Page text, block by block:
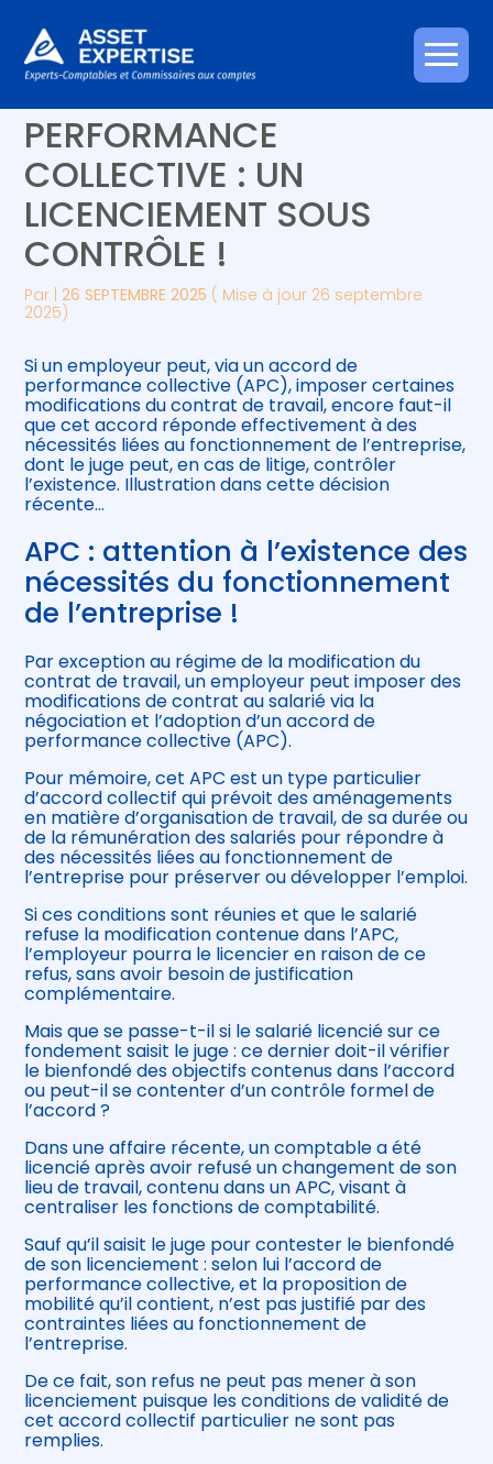
Aller
au
Créer et reprendre une activité
Gérer votre quotidien
Piloter votre entreprise
Développer votre entreprise
Construire votre patrimoine
électronique
Piloter votre gestion
Suivre votre comptabilité
Gérer vos ressources humaines
REFUS D’UN ACCORD DE
PERFORMANCE
COLLECTIVE : UN
LICENCIEMENT SOUS
CONTRÔLE !
Par |26 SEPTEMBRE 2025 ( Mise à jour 26 septembre
2025)
Si un employeur peut, via un accord de
performance collective (APC), imposer certaines
modifications du contrat de travail, encore faut-il
que cet accord réponde effectivement à des
nécessités liées au fonctionnement de l’entreprise,
dont le juge peut, en cas de litige, contrôler
l’existence. Illustration dans cette décision
récente…
APC : attention à l’existence des
nécessités du fonctionnement
de l’entreprise !
Par exception au régime de la modification du
contrat de travail, un employeur peut imposer des
modifications de contrat au salarié via la
négociation et l’adoption d’un accord de
performance collective (APC).
Pour mémoire, cet APC est un type particulier
d’accord collectif qui prévoit des aménagements
en matière d’organisation de travail, de sa durée ou
de la rémunération des salariés pour répondre à
des nécessités liées au fonctionnement de
l’entreprise pour préserver ou développer l’emploi.
Si ces conditions sont réunies et que le salarié
refuse la modification contenue dans l’APC,
l’employeur pourra le licencier en raison de ce
refus, sans avoir besoin de justification
complémentaire.
Mais que se passe-t-il si le salarié licencié sur ce
fondement saisit le juge : ce dernier doit-il vérifier
le bienfondé des objectifs contenus dans l’accord
ou peut-il se contenter d’un contrôle formel de
l’accord ?
Dans une affaire récente, un comptable a été
licencié après avoir refusé un changement de son
lieu de travail, contenu dans un APC, visant à
centraliser les fonctions de comptabilité.
Sauf qu’il saisit le juge pour contester le bienfondé
de son licenciement : selon lui l’accord de
performance collective, et la proposition de
mobilité qu’il contient, n’est pas justifié par des
contraintes liées au fonctionnement de
l’entreprise.
De ce fait, son refus ne peut pas mener à son
licenciement puisque les conditions de validité de
cet accord collectif particulier ne sont pas
remplies.